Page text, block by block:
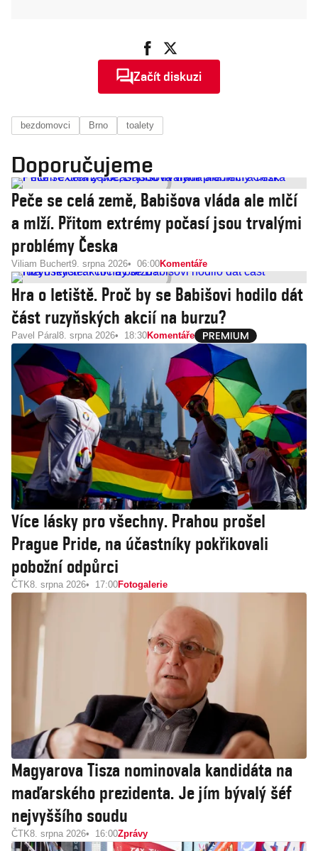
Začít diskuzi
bezdomovci Brno toalety
Doporučujeme
Peče se celá země, Babišova vláda ale mlčí
a mlží. Přitom extrémy počasí jsou trvalými
problémy Česka
Viliam Buchert9. srpna 2026 06:00Komentáře
Hra o letiště. Proč by se Babišovi hodilo dát
část ruzyňských akcií na burzu?
Pavel Páral 8. srpna 2026 18:30Komentáře
Více lásky pro všechny. Prahou prošel
Prague Pride, na účastníky pokřikovali
pobožní odpůrci
ČTK8. srpna 2026 17:00Fotogalerie
Magyarova Tisza nominovala kandidáta na
maďarského prezidenta. Je jím bývalý šéf
nejvyššího soudu
ČTK8. srpna 2026 16:00Zprávy